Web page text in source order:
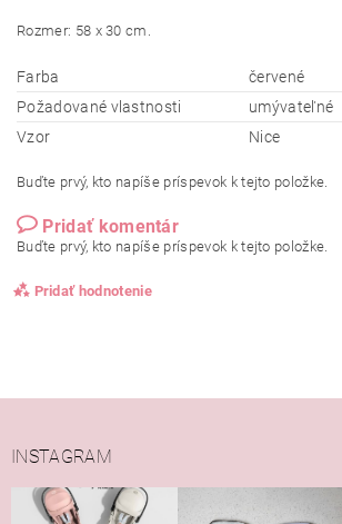
Rozmer: 58 x 30 cm.
Farba
červené
Požadované vlastnosti
umývateľné
Vzor
Nice
Buďte prvý, kto napíše príspevok k tejto položke.
Pridať komentár
Buďte prvý, kto napíše príspevok k tejto položke.
Pridať hodnotenie
INSTAGRAM